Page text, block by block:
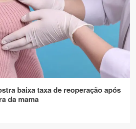
baixa taxa de reoperação após
da mama